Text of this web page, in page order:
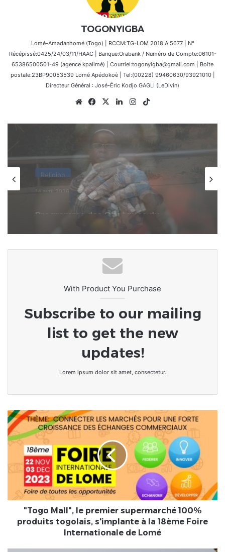
TOGONYIGBA
Lomé-Amadanhomé (Togo) | RCCM:TG-LOM 2018 A 5677 | N°
Récépissé:0425/24/03/11/HAAC | Banque:Orabank / Numéro de Compte:06101-
65386500501-49 (agence kpalimé) | Courriel:togonyigba@gmail.com | Boîte
postale:23BP90053539 Lomé Apédokoè | Tel:(00228) 99460630/93921010 |
Directeur Général : José-Éric Kodjo GAGLI (LeDivin)
WebsiteFacebook
X LinkedinInstagram
L’Afrique au carrefour des
consciences : le devoir de rompre
avec la culture du naufrage
With Product You Purchase
Subscribe to our mailing
list to get the new
updates!
Lorem ipsum dolor sit amet, consectetur.
"Togo
Mall",
le
premier
supermarché
produits
togolais,
s'implante
"Togo Mall", le premier supermarché 100%
produits togolais, s'implante à la 18ème Foire
Internationale de Lomé